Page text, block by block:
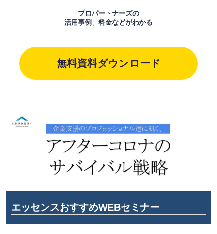
プロパートナーズの
活用事例、料金などがわかる
無料資料ダウンロード
エッセンスおすすめWEBセミナー